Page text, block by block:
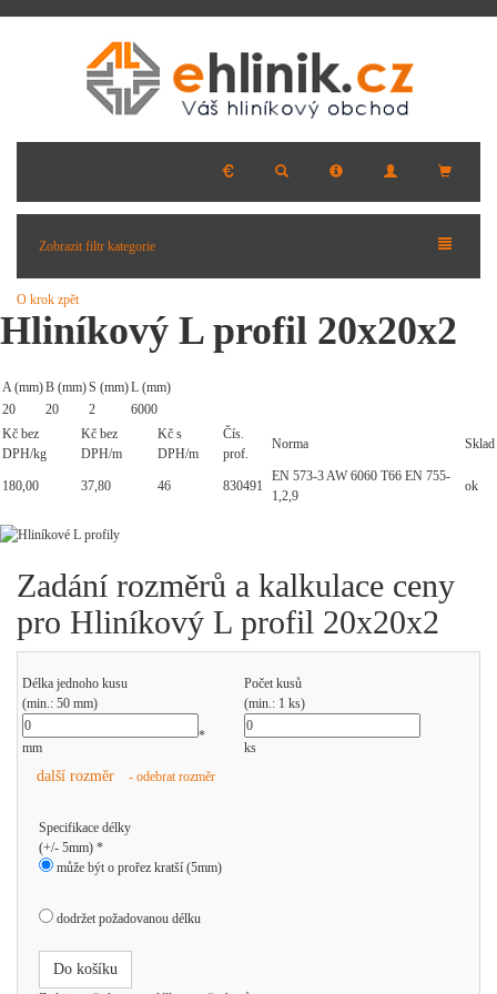
Zobrazit filtr kategorie
O krok zpět
Hliníkový L profil 20x20x2
A (mm)B (mm)S (mm)L (mm)
20
20 2
6000
Kč bez
DPH/kg
Kč bez
DPH/m
Kč s
DPH/m
Čís.
prof.
Norma Sklad
180,00 37,80 46 830491
EN 573-3 AW 6060 T66 EN 755-
1,2,9
ok
Zadání rozměrů a kalkulace ceny
pro Hliníkový L profil 20x20x2
Délka jednoho kusu
(min.: 50 mm)
Počet kusů
(min.: 1 ks)
mm
*
ks
další rozměr - odebrat rozměr
Specifikace délky
(+/- 5mm) *
může být o prořez kratší (5mm)
dodržet požadovanou délku
Do košíku